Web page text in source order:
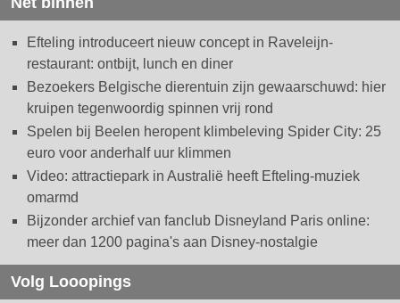
Efteling introduceert nieuw concept in Raveleijn-
restaurant: ontbijt, lunch en diner
Bezoekers Belgische dierentuin zijn gewaarschuwd: hier
kruipen tegenwoordig spinnen vrij rond
Spelen bij Beelen heropent klimbeleving Spider City: 25
euro voor anderhalf uur klimmen
Video: attractiepark in Australië heeft Efteling-muziek
omarmd
Bijzonder archief van fanclub Disneyland Paris online:
meer dan 1200 pagina's aan Disney-nostalgie
Volg Looopings